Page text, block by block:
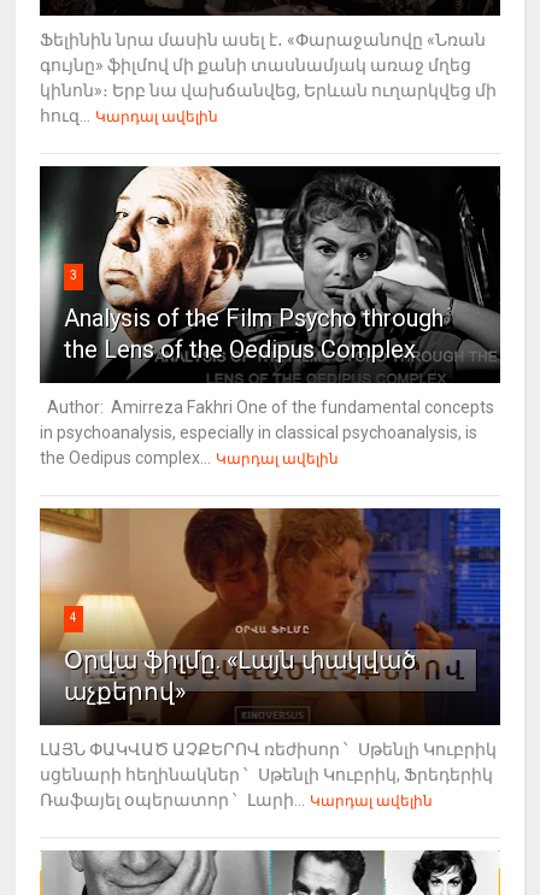
Ֆելինին նրա մասին ասել է․ «Փարաջանովը «Նռան
գույնը» ֆիլմով մի քանի տասնամյակ առաջ մղեց
կինոն»։ Երբ նա վախճանվեց, Երևան ուղարկվեց մի
հուզ...
Կարդալ ավելին
3
Analysis of the Film Psycho through
the Lens of the Oedipus Complex
Author: Amirreza Fakhri One of the fundamental concepts
in psychoanalysis, especially in classical psychoanalysis, is
the Oedipus complex...
Կարդալ ավելին
4
Օրվա ֆիլմը. «Լայն փակված
աչքերով»
ԼԱՅՆ ՓԱԿՎԱԾ ԱՉՔԵՐՈՎ ռեժիսոր ՝ Սթենլի Կուբրիկ
սցենարի հեղինակներ ՝ Սթենլի Կուբրիկ, Ֆրեդերիկ
Ռաֆայել օպերատոր ՝ Լարի...
Կարդալ ավելին